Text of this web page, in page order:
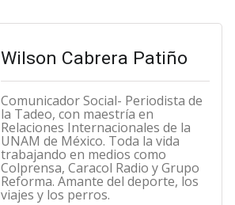
Wilson Cabrera Patiño
Comunicador Social- Periodista de
la Tadeo, con maestría en
Relaciones Internacionales de la
UNAM de México. Toda la vida
trabajando en medios como
Colprensa, Caracol Radio y Grupo
Reforma. Amante del deporte, los
viajes y los perros.